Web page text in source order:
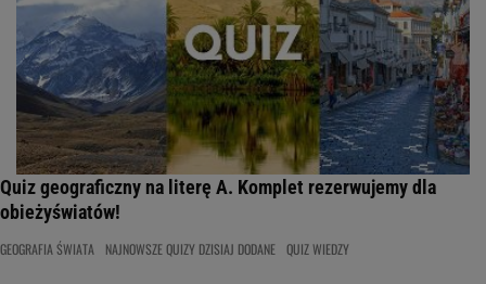
Quiz geograficzny na literę A. Komplet rezerwujemy dla
obieżyświatów!
GEOGRAFIA ŚWIATA NAJNOWSZE QUIZY DZISIAJ DODANE QUIZ WIEDZY